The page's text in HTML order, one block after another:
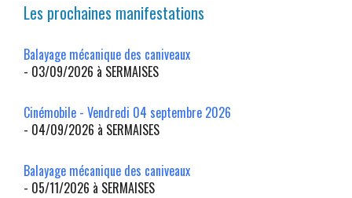
Les prochaines manifestations
Balayage mécanique des caniveaux
- 03/09/2026 à SERMAISES
Cinémobile - Vendredi 04 septembre 2026
- 04/09/2026 à SERMAISES
Balayage mécanique des caniveaux
- 05/11/2026 à SERMAISES